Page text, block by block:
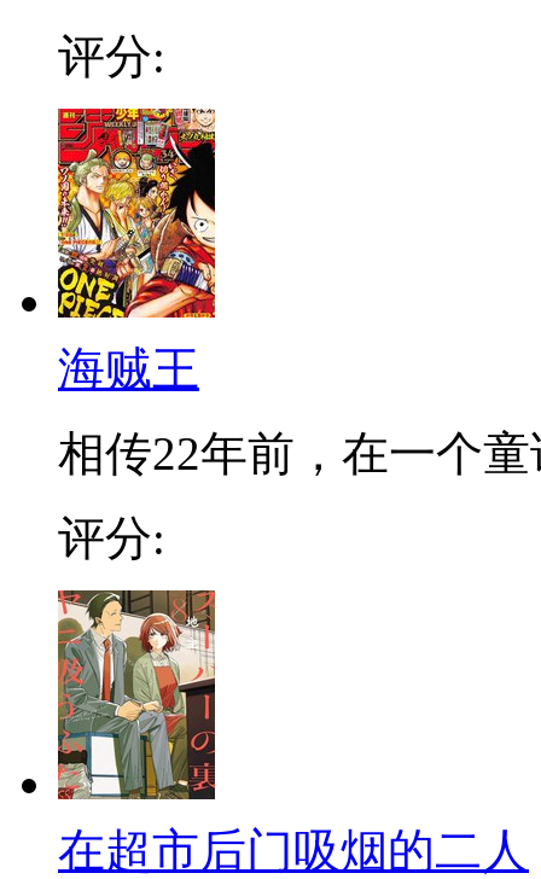
评分:
海贼王
相传22年前，在一个
评分:
在超市后门吸烟的二人